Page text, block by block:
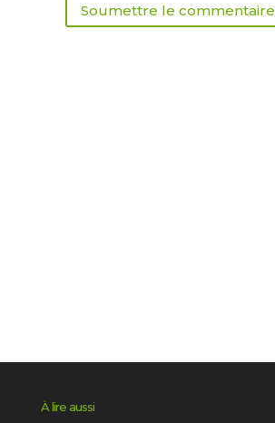
Soumettre le commentaire
À lire aussi